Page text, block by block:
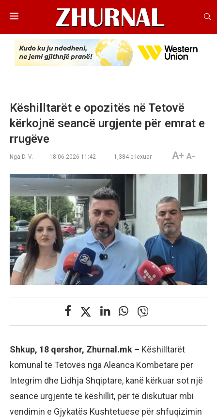
Këshilltarët e opozitës në Tetovë
kërkojnë seancë urgjente për emrat e
rrugëve
Nga D. V. 18.06.2026 11:42 1,384 e lexuar A+ A-
Shkup, 18 qershor, Zhurnal.mk – Këshilltarët
komunal të Tetovës nga Aleanca Kombetare për
Integrim dhe Lidhja Shqiptare, kanë kërkuar sot një
seancë urgjente të këshillit, për të diskutuar mbi
vendimin e Gjykatës Kushtetuese për shfuqizimin